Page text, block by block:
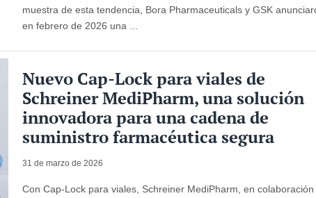
muestra de esta tendencia, Bora Pharmaceuticals y GSK
en febrero de 2026 una ...
Nuevo Cap-Lock para viales de
Schreiner MediPharm, una solución
innovadora para una cadena de
suministro farmacéutica segura
31 de marzo de 2026
Con Cap-Lock para viales, Schreiner MediPharm, en colaboración